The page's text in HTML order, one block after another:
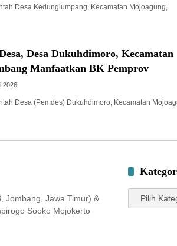
Desa Kedunglumpang, Kecamatan Mojoagung,
Desa Dukuhdimoro, Kecamatan
Manfaatkan BK Pemprov
2026
Desa (Pemdes) Dukuhdimoro, Kecamatan
Jombang, Jawa Timur) &
Sooko Mojokerto
Kategori